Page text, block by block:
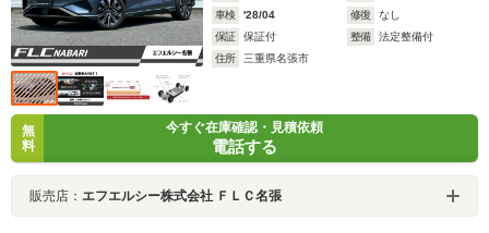
車検
'28/04 修復
なし
保証
保証付 整備
法定整備付
住所
三重県名張市
無
料
今すぐ在庫確認・見積依頼
電話する
販売店： エフエルシー株式会社 ＦＬＣ名張